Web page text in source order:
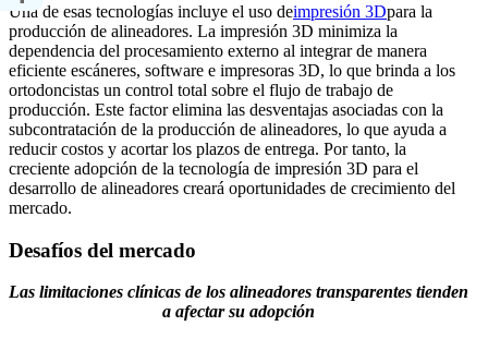
Una de esas tecnologías incluye el uso deimpresión 3Dpara la
producción de alineadores. La impresión 3D minimiza la
dependencia del procesamiento externo al integrar de manera
eficiente escáneres, software e impresoras 3D, lo que brinda a los
ortodoncistas un control total sobre el flujo de trabajo de
producción. Este factor elimina las desventajas asociadas con la
subcontratación de la producción de alineadores, lo que ayuda a
reducir costos y acortar los plazos de entrega. Por tanto, la
creciente adopción de la tecnología de impresión 3D para el
desarrollo de alineadores creará oportunidades de crecimiento del
mercado.
Desafíos del mercado
Las limitaciones clínicas de los alineadores transparentes tienden
a afectar su adopción